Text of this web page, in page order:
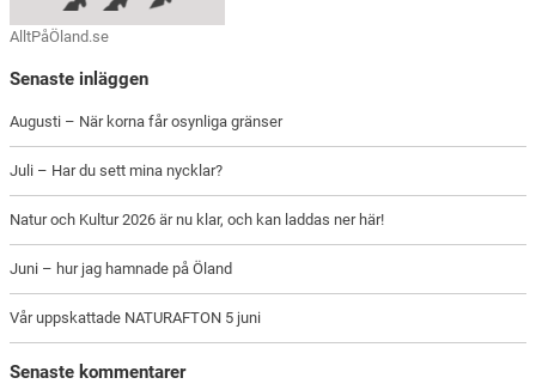
AlltPåÖland.se
Senaste inläggen
Augusti – När korna får osynliga gränser
Juli – Har du sett mina nycklar?
Natur och Kultur 2026 är nu klar, och kan laddas ner här!
Juni – hur jag hamnade på Öland
Vår uppskattade NATURAFTON 5 juni
Senaste kommentarer